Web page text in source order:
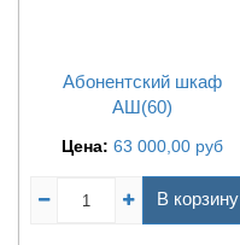
Абонентский шкаф
АШ(60)
Цена: 63 000,00 руб
В корзину